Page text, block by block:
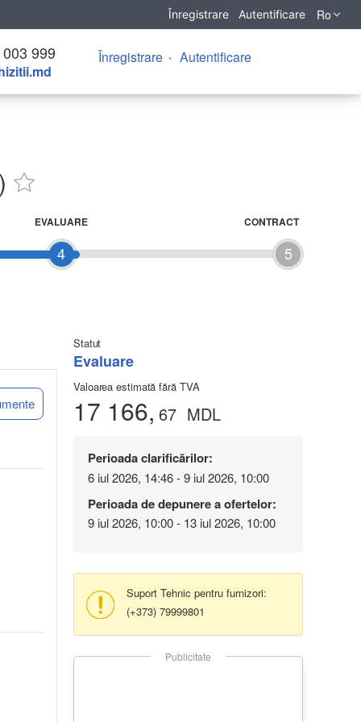
Înregistrare Autentificare Ro
999 Înregistrare Autentificare
4
EVALUARE
5
CONTRACT
Statut
Evaluare
Valoarea estimată fără TVA
17 166, 67 MDL
Perioada clarificărilor:
6 iul 2026, 14:46 - 9 iul 2026, 10:00
Perioada de depunere a ofertelor:
9 iul 2026, 10:00 - 13 iul 2026, 10:00
Suport Tehnic pentru furnizori:
(+373) 79999801
Publicitate